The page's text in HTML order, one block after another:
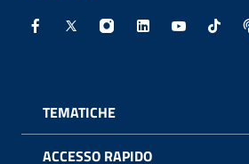
Facebook - Sito esterno -
X - Sito esterno -
Instagram - Sito
Linkedin - Sito
TEMATICHE
ACCESSO RAPIDO